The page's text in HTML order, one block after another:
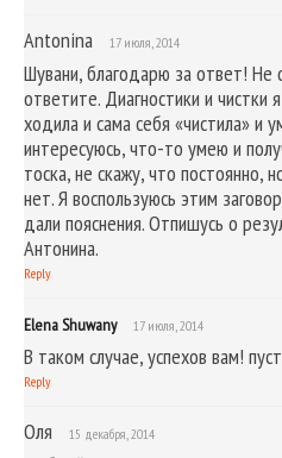
Antonina 17 июля, 2014
Шувани, благодарю за ответ! Не
ответите. Диагностики и
ходила и сама себя «чистила» и
интересуюсь, что-то умею и
тоска, не скажу, что постоянно,
нет. Я воспользуюсь этим
дали пояснения. Отпишусь о
Антонина.
Reply
Elena Shuwany 17 июля, 2014
В таком случае, успехов вам!
Reply
Оля 15 декабря, 2014